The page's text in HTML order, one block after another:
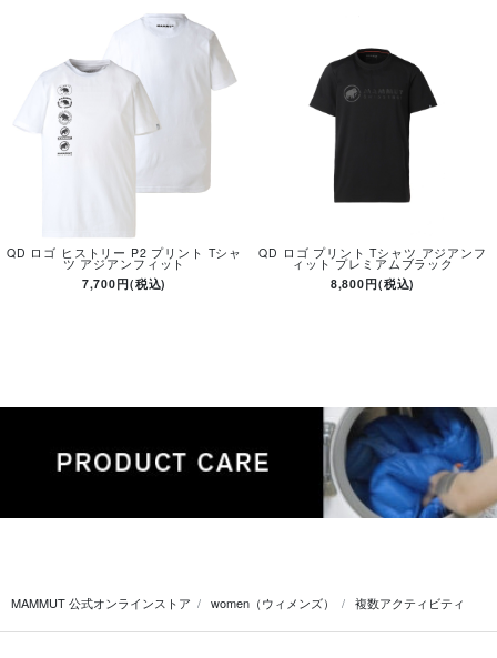
QD ロゴ ヒストリー P2 プリント Tシャ
ツ アジアンフィット
7,700円(税込)
QD ロゴ プリント Tシャツ アジアンフ
ィット プレミアムブラック
8,800円(税込)
MAMMUT 公式オンラインストア women（ウィメンズ） 複数アクティビティ